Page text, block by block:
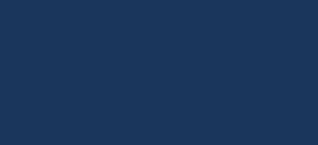
Our work extends previous results due to Fall (on
Jakobsen (on bounded functions), and Berger and
Tomasz Szarek (PG and IMPAN),
Abstract: In my talk I’d like to present recent
conditions (close to optimal) for the existence of a